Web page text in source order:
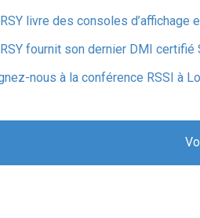
livre des consoles d’affichage
fournit son dernier DMI certifié
nous à la conférence RSSI à
participe au salon RSSI à
certification SIL2 pour un écran